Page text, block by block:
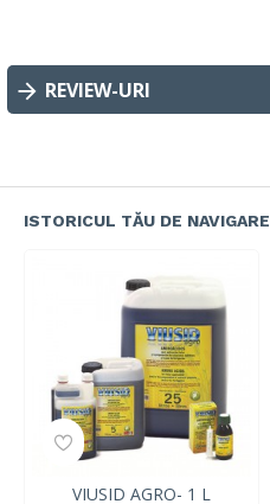
REVIEW-URI
ISTORICUL TĂU DE NAVIGARE
VIUSID AGRO- 1 L